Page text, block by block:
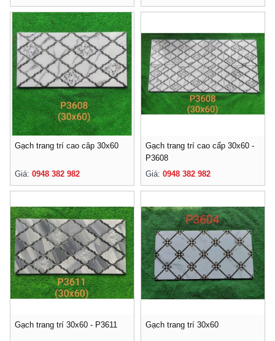
Gạch trang trí cao câp 30x60
Giá: 0948 382 982
Gạch trang trí cao cấp 30x60 -
P3608
Giá: 0948 382 982
Gạch trang trí 30x60 - P3611 Gạch trang trí 30x60